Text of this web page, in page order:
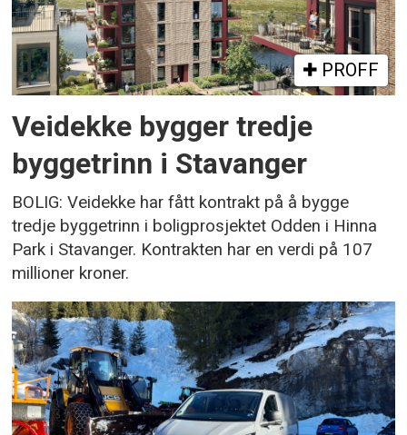
PROFF
Veidekke bygger tredje
byggetrinn i Stavanger
BOLIG: Veidekke har fått kontrakt på å bygge
tredje byggetrinn i boligprosjektet Odden i Hinna
Park i Stavanger. Kontrakten har en verdi på 107
millioner kroner.